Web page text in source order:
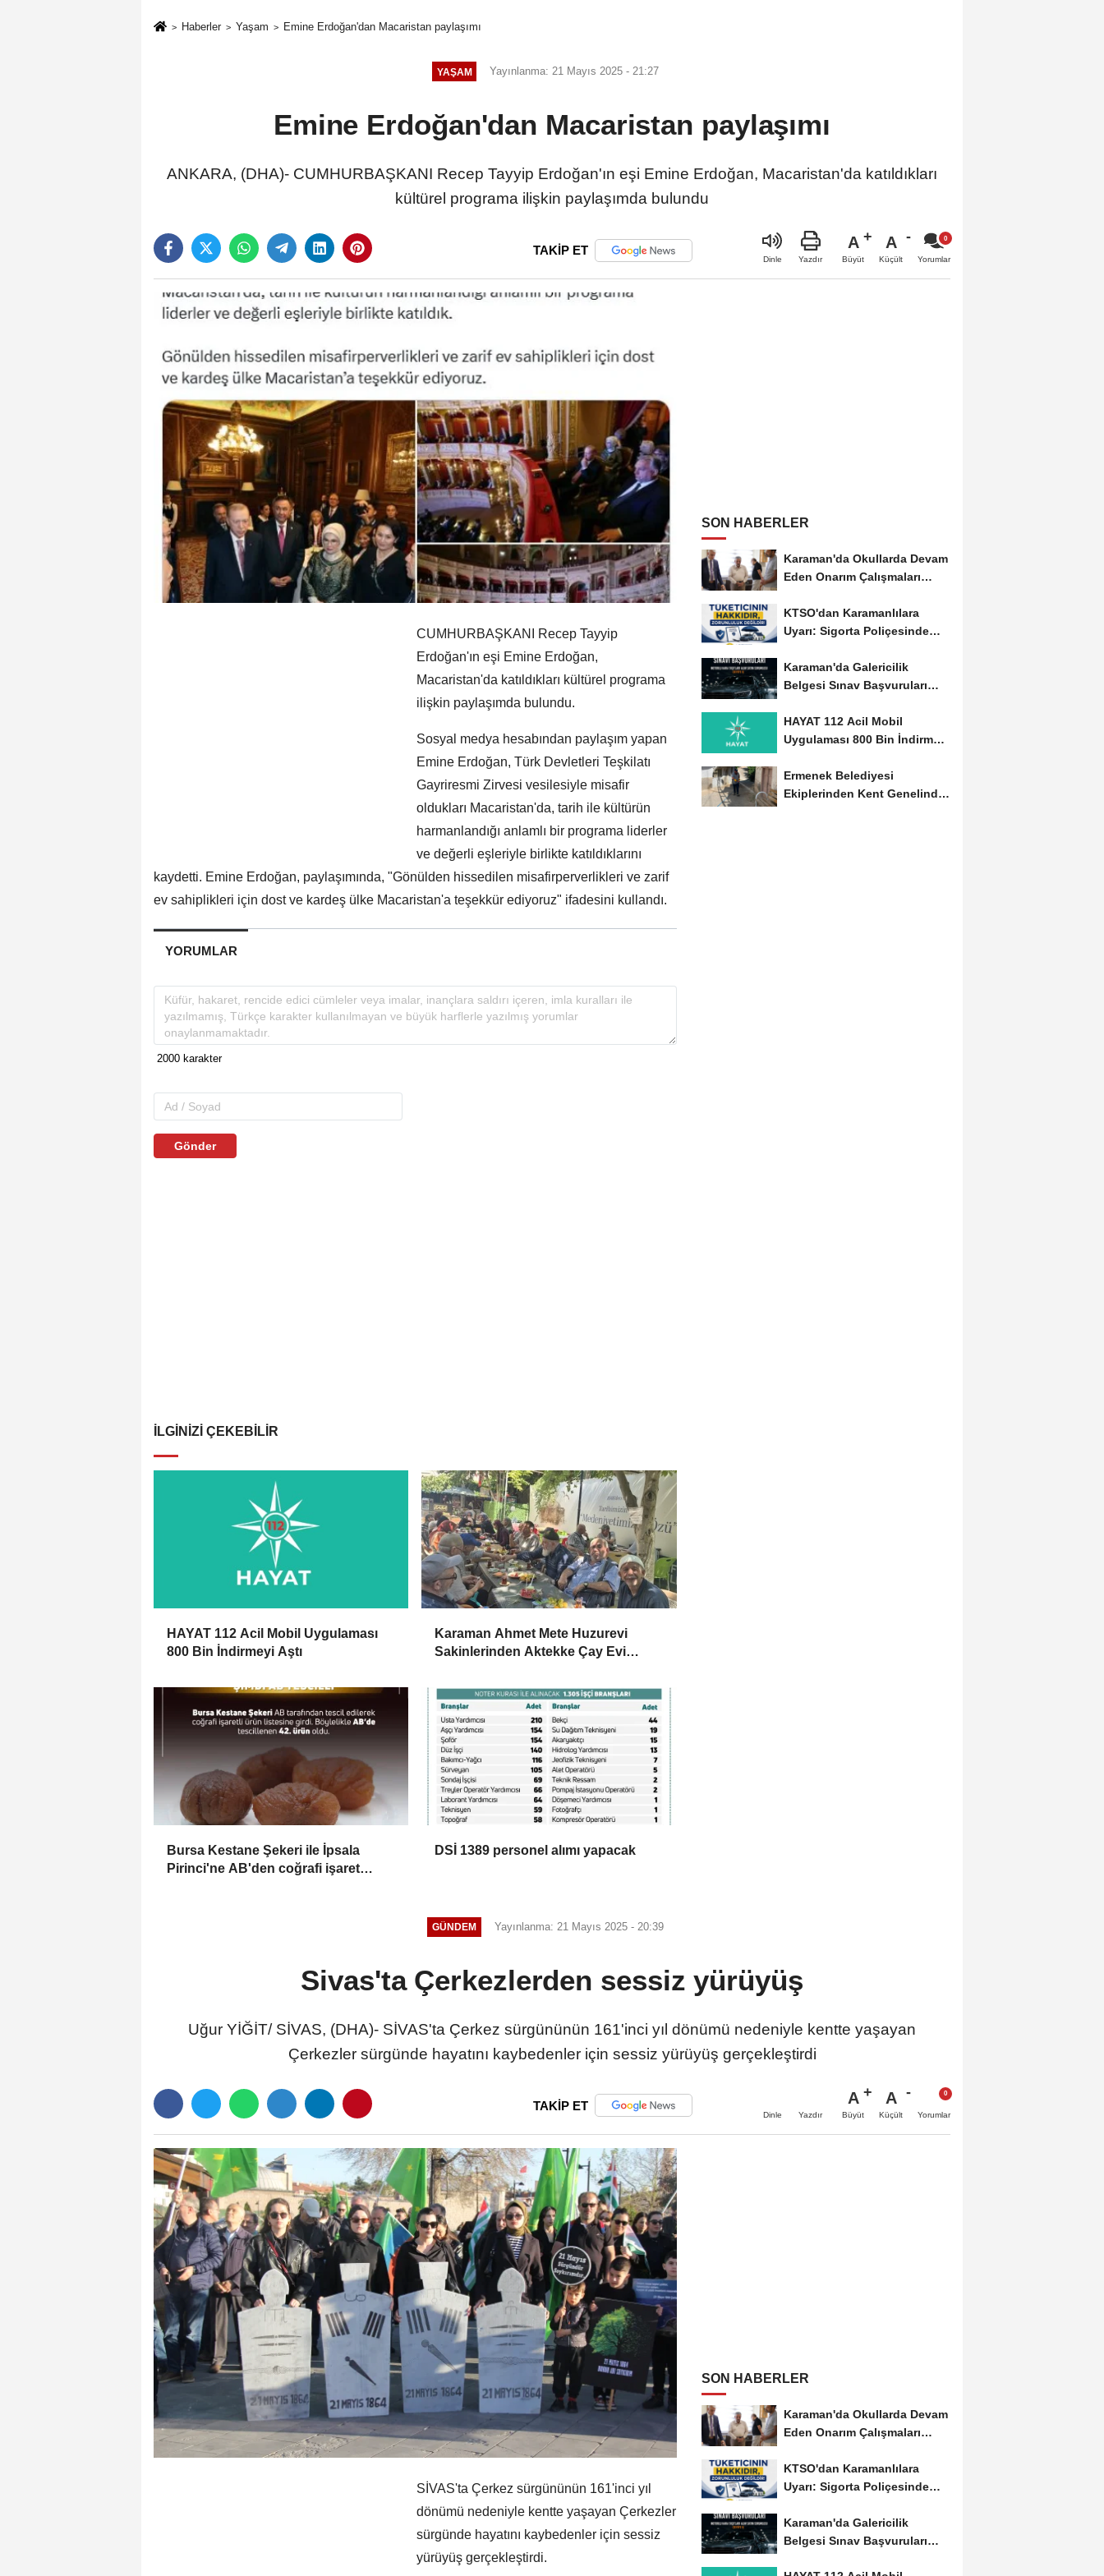
Haberler Yaşam Emine Erdoğan'dan Macaristan paylaşımı
YAŞAM Yayınlanma: 21 Mayıs 2025 - 21:27
Emine Erdoğan'dan Macaristan paylaşımı
ANKARA, (DHA)- CUMHURBAŞKANI Recep Tayyip Erdoğan'ın eşi Emine Erdoğan, Macaristan'da katıldıkları
kültürel programa ilişkin paylaşımda bulundu
TAKİP ET
Dinle Yazdır
A
Büyüt
A
Küçült Yorumlar
CUMHURBAŞKANI Recep Tayyip
Erdoğan'ın eşi Emine Erdoğan,
Macaristan'da katıldıkları kültürel programa
ilişkin paylaşımda bulundu.
Sosyal medya hesabından paylaşım yapan
Emine Erdoğan, Türk Devletleri Teşkilatı
Gayriresmi Zirvesi vesilesiyle misafir
oldukları Macaristan'da, tarih ile kültürün
harmanlandığı anlamlı bir programa liderler
ve değerli eşleriyle birlikte katıldıklarını
kaydetti. Emine Erdoğan, paylaşımında, "Gönülden hissedilen misafirperverlikleri ve zarif
ev sahiplikleri için dost ve kardeş ülke Macaristan'a teşekkür ediyoruz" ifadesini kullandı.
YORUMLAR
Gönder
İLGINIZI ÇEKEBILIR
HAYAT 112 Acil Mobil Uygulaması
800 Bin İndirmeyi Aştı
Karaman Ahmet Mete Huzurevi
Sakinlerinden Aktekke Çay Evi
Bursa Kestane Şekeri ile İpsala
Pirinci'ne AB'den coğrafi işaret
DSİ 1389 personel alımı yapacak
SON HABERLER
Karaman'da Okullarda Devam
Eden Onarım Çalışmaları
KTSO'dan Karamanlılara
Uyarı: Sigorta Poliçesinde
Karaman'da Galericilik
Belgesi Sınav Başvuruları
HAYAT 112 Acil Mobil
Uygulaması 800 Bin İndirmeyi
Ermenek Belediyesi
Ekiplerinden Kent Genelinde
GÜNDEM Yayınlanma: 21 Mayıs 2025 - 20:39
Sivas'ta Çerkezlerden sessiz yürüyüş
Uğur YİĞİT/ SİVAS, (DHA)- SİVAS'ta Çerkez sürgününün 161'inci yıl dönümü nedeniyle kentte yaşayan
Çerkezler sürgünde hayatını kaybedenler için sessiz yürüyüş gerçekleştirdi
TAKİP ET
Dinle Yazdır
A
Büyüt
A
Küçült Yorumlar
SİVAS'ta Çerkez sürgününün 161'inci yıl
dönümü nedeniyle kentte yaşayan Çerkezler
sürgünde hayatını kaybedenler için sessiz
yürüyüş gerçekleştirdi.
SON HABERLER
Karaman'da Okullarda Devam
Eden Onarım Çalışmaları
KTSO'dan Karamanlılara
Uyarı: Sigorta Poliçesinde
Karaman'da Galericilik
Belgesi Sınav Başvuruları